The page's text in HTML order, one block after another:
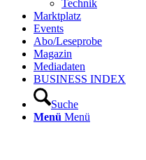
Technik
Marktplatz
Events
Abo/Leseprobe
Magazin
Mediadaten
BUSINESS INDEX
Suche
Menü Menü